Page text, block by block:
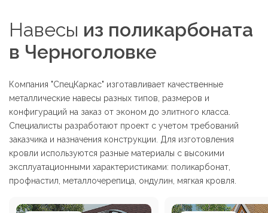
Навесы из поликарбоната
в Черноголовке
Компания "СпецКаркас" изготавливает качественные
металлические навесы разных типов, размеров и
конфигураций на заказ от эконом до элитного класса.
Специалисты разработают проект с учетом требований
заказчика и назначения конструкции. Для изготовления
кровли используются разные материалы с высокими
эксплуатационными характеристиками: поликарбонат,
профнастил, металлочерепица, ондулин, мягкая кровля.